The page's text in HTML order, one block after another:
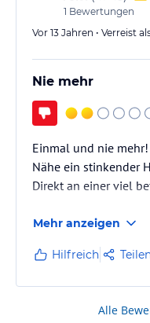
Dusche und WC
Einziger negativer
1 Bewertungen
Vor 13 Jahren • Verreist
Nie mehr
Einmal und nie
Nähe ein stinkender
Direkt an einer viel
Mehr anzeigen
Hilfreich
Alle